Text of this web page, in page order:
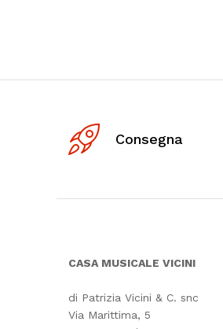
Consegna
CASA MUSICALE VICINI
di Patrizia Vicini & C. snc
Via Marittima, 5